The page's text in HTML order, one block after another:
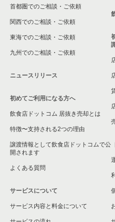
首都圏でのご相談・ご依頼
関西でのご相談・ご依頼
東海でのご相談・ご依頼
九州でのご相談・ご依頼
ニュースリリース
初めてご利用になる方へ
飲食店ドットコム 居抜き売却とは
特徴〜支持される2つの理由
譲渡情報として飲食店ドットコムで公
開されます
よくある質問
サービスについて
サービス内容と料金について